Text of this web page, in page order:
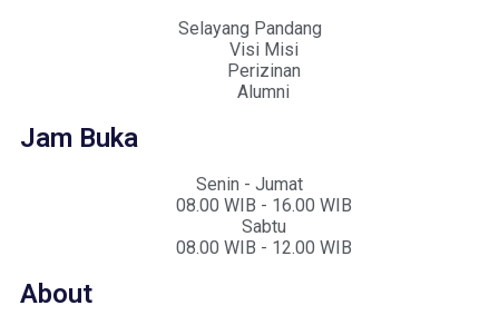
Selayang Pandang
Visi Misi
Perizinan
Alumni
Jam Buka
Senin - Jumat
08.00 WIB - 16.00 WIB
Sabtu
08.00 WIB - 12.00 WIB
About